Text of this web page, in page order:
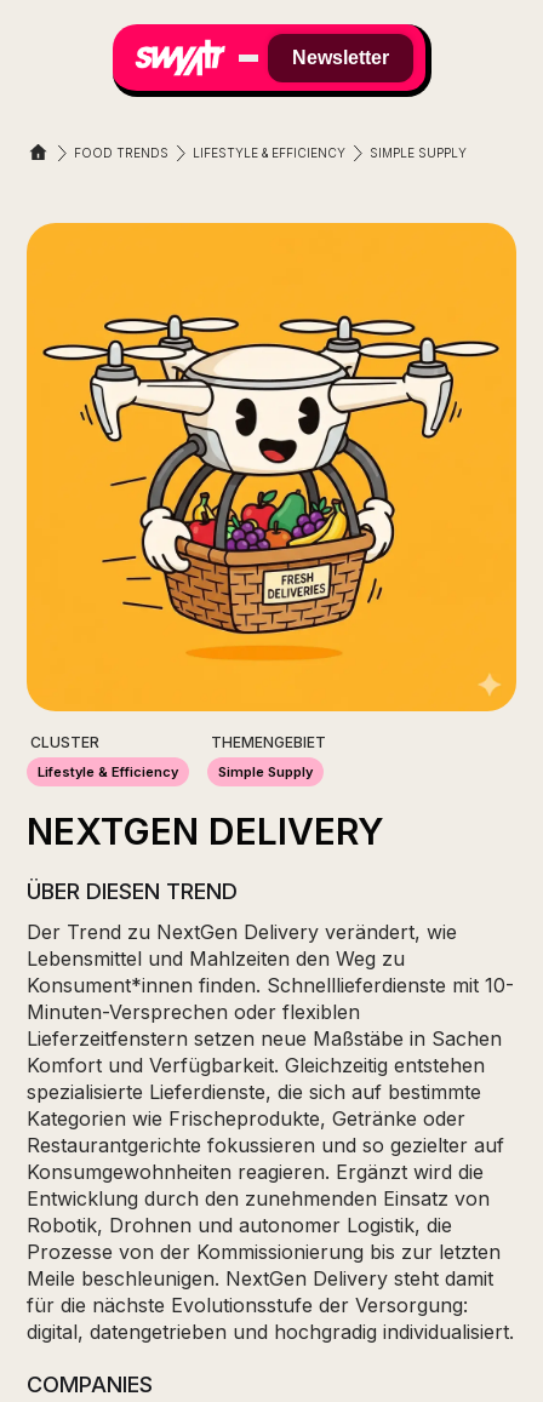
Newsletter
FOOD TRENDS LIFESTYLE & EFFICIENCY SIMPLE SUPPLY
CLUSTER
Lifestyle & Efficiency
THEMENGEBIET
Simple Supply
NEXTGEN DELIVERY
ÜBER DIESEN TREND
Der Trend zu NextGen Delivery verändert, wie
Lebensmittel und Mahlzeiten den Weg zu
Konsument*innen finden. Schnelllieferdienste mit 10-
Minuten-Versprechen oder flexiblen
Lieferzeitfenstern setzen neue Maßstäbe in Sachen
Komfort und Verfügbarkeit. Gleichzeitig entstehen
spezialisierte Lieferdienste, die sich auf bestimmte
Kategorien wie Frischeprodukte, Getränke oder
Restaurantgerichte fokussieren und so gezielter auf
Konsumgewohnheiten reagieren. Ergänzt wird die
Entwicklung durch den zunehmenden Einsatz von
Robotik, Drohnen und autonomer Logistik, die
Prozesse von der Kommissionierung bis zur letzten
Meile beschleunigen. NextGen Delivery steht damit
für die nächste Evolutionsstufe der Versorgung:
digital, datengetrieben und hochgradig individualisiert.
COMPANIES